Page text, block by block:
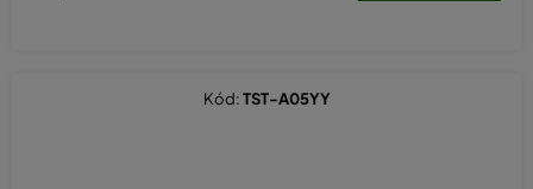
Kód:TST-A05YY